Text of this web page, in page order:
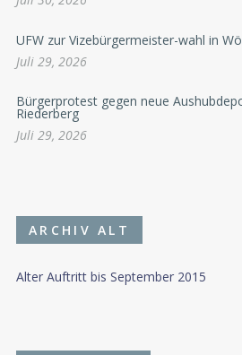
UFW zur Vizebürgermeister-wahl in
Juli 29, 2026
Bürgerprotest gegen neue
Riederberg
Juli 29, 2026
ARCHIV ALT
Alter Auftritt bis September 2015